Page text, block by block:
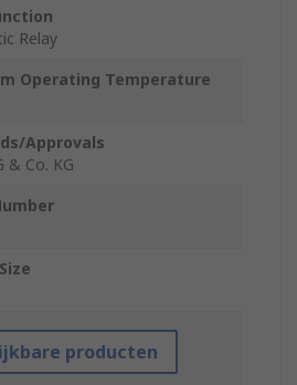
Relay
Operating Temperature
Approvals
& Co. KG
producten